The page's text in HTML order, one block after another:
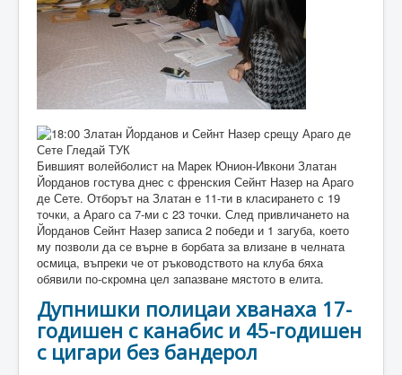
Бившият волейболист на Марек Юнион-Ивкони Златан
Йорданов гостува днес с френския Сейнт Назер на Араго
де Сете. Отборът на Златан е 11-ти в класирането с 19
точки, а Араго са 7-ми с 23 точки. След привличането на
Йорданов Сейнт Назер записа 2 победи и 1 загуба, което
му позволи да се върне в борбата за влизане в челната
осмица, въпреки че от ръководството на клуба бяха
обявили по-скромна цел запазване мястото в елита.
Дупнишки полицаи хванаха 17-
годишен с канабис и 45-годишен
с цигари без бандерол